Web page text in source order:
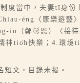
度當中，夫妻tī身
éng〈康樂遊
in（鄭彰恩）〈接
神tio̍h快樂；4.環
短文，目錄未揭。